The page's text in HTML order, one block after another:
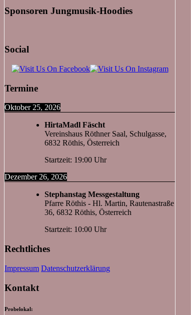
Sponsoren Jungmusik-Hoodies
Social
Termine
Oktober 25, 2026
HirtaMadl Fäscht
Vereinshaus Röthner Saal, Schulgasse,
6832 Röthis, Österreich
Startzeit: 19:00 Uhr
Dezember 26, 2026
Stephanstag Messgestaltung
Pfarre Röthis - Hl. Martin, Rautenastraße
36, 6832 Röthis, Österreich
Startzeit: 10:00 Uhr
Rechtliches
Impressum Datenschutzerklärung
Kontakt
Probelokal: